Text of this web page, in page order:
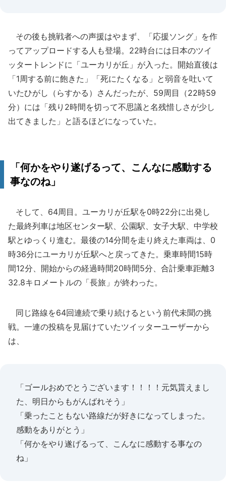
その後も挑戦者への声援はやまず、「応援ソング」を作
ってアップロードする人も登場。22時台には日本のツイ
ッタートレンドに「ユーカリが丘」が入った。開始直後は
「1周する前に飽きた」「死にたくなる」と弱音を吐いて
いたひがし（らすかる）さんだったが、59周目（22時59
分）には「残り2時間を切って不思議と名残惜しさが少し
出てきました」と語るほどになっていた。
「何かをやり遂げるって、こんなに感動する
事なのね」
そして、64周目。ユーカリが丘駅を0時22分に出発し
た最終列車は地区センター駅、公園駅、女子大駅、中学校
駅とゆっくり進む。最後の14分間を走り終えた車両は、0
時36分にユーカリが丘駅へと戻ってきた。乗車時間15時
間12分、開始からの経過時間20時間5分、合計乗車距離3
32.8キロメートルの「長旅」が終わった。
同じ路線を64回連続で乗り続けるという前代未聞の挑
戦。一連の投稿を見届けていたツイッターユーザーから
は、
「ゴールおめでとうございます！！！！元気貰えまし
た、明日からもがんばれそう」
「乗ったこともない路線だが好きになってしまった。
感動をありがとう」
「何かをやり遂げるって、こんなに感動する事なの
ね」